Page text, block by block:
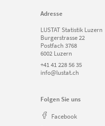
Adresse
LUSTAT Statistik Luzern
Burgerstrasse 22
Postfach 3768
6002 Luzern
+41 41 228 56 35
info@lustat.ch
Folgen Sie uns
Facebook